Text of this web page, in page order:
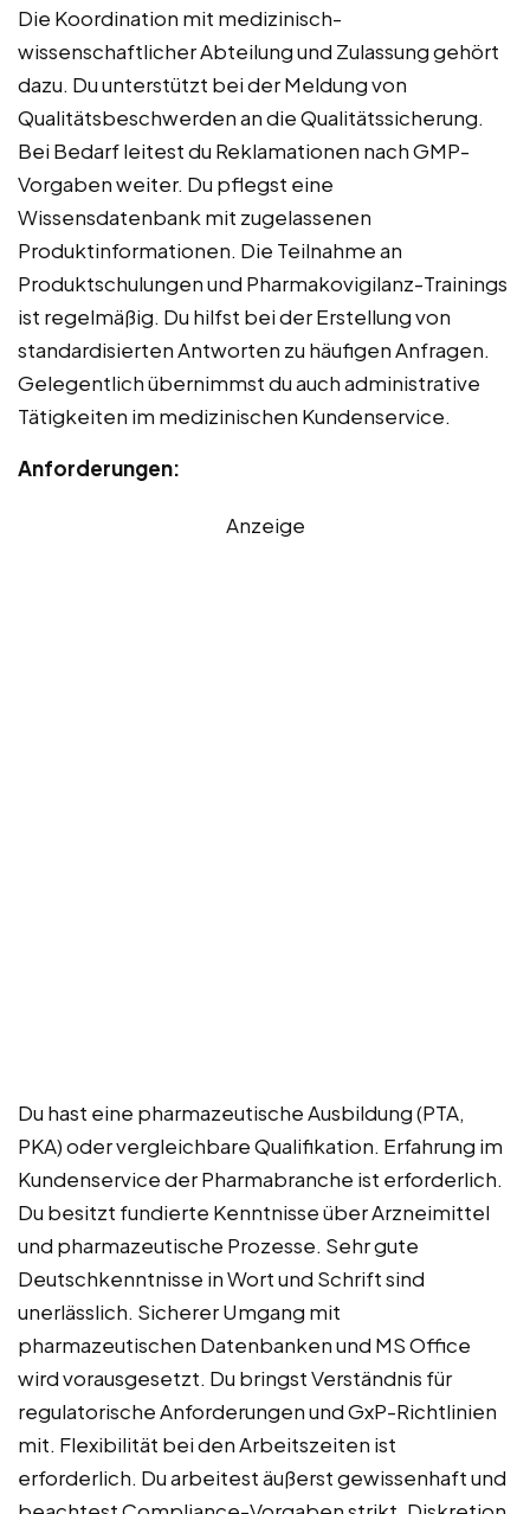
Die Koordination mit medizinisch-
wissenschaftlicher Abteilung und Zulassung gehört
dazu. Du unterstützt bei der Meldung von
Qualitätsbeschwerden an die Qualitätssicherung.
Bei Bedarf leitest du Reklamationen nach GMP-
Vorgaben weiter. Du pflegst eine
Wissensdatenbank mit zugelassenen
Produktinformationen. Die Teilnahme an
Produktschulungen und Pharmakovigilanz-Trainings
ist regelmäßig. Du hilfst bei der Erstellung von
standardisierten Antworten zu häufigen Anfragen.
Gelegentlich übernimmst du auch administrative
Tätigkeiten im medizinischen Kundenservice.
Anforderungen:
Anzeige
Du hast eine pharmazeutische Ausbildung (PTA,
PKA) oder vergleichbare Qualifikation. Erfahrung im
Kundenservice der Pharmabranche ist erforderlich.
Du besitzt fundierte Kenntnisse über Arzneimittel
und pharmazeutische Prozesse. Sehr gute
Deutschkenntnisse in Wort und Schrift sind
unerlässlich. Sicherer Umgang mit
pharmazeutischen Datenbanken und MS Office
wird vorausgesetzt. Du bringst Verständnis für
regulatorische Anforderungen und GxP-Richtlinien
mit. Flexibilität bei den Arbeitszeiten ist
erforderlich. Du arbeitest äußerst gewissenhaft und